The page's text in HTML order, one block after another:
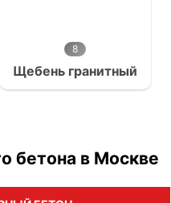
8
Щебень гранитный
бетона в Москве